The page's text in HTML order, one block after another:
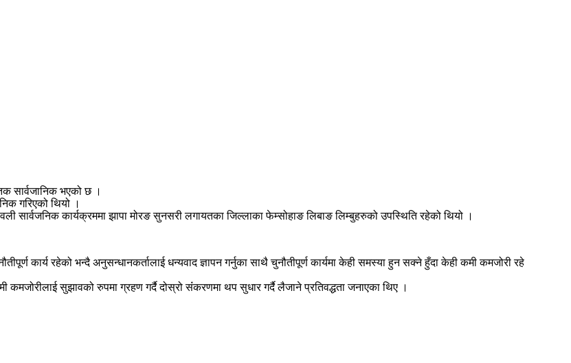
सार्वजानिक भएको छ ।
गरिएको थियो ।
सार्वजनिक कार्यक्रममा झापा मोरङ सुनसरी लगायतका जिल्लाका फेम्सोहाङ लिबाङ लिम्बुहरुको उपस्थिति रहेको थियो ।
कार्य रहेको भन्दै अनुसन्धानकर्तालाई धन्यवाद ज्ञापन गर्नुका साथै चुनौतीपूर्ण कार्यमा केही समस्या हुन सक्ने हुँदा केही कमी कमजोरी रहे
सुझावको रुपमा ग्रहण गर्दै दोस्रो संंकरणमा थप सुधार गर्दै लैजाने प्रतिवद्धता जनाएका थिए ।